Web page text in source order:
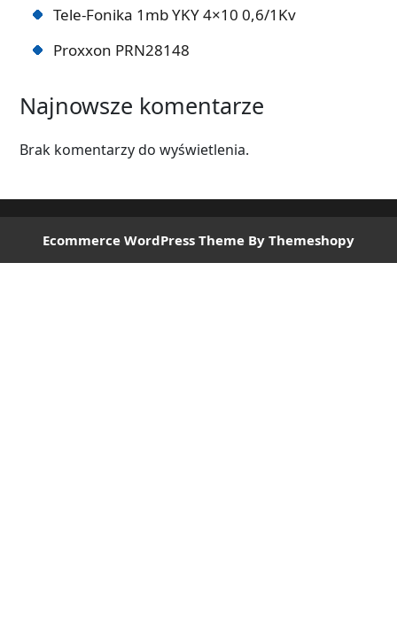
Tele-Fonika 1mb YKY 4×10 0,6/1Kv
Proxxon PRN28148
Najnowsze komentarze
Brak komentarzy do wyświetlenia.
Ecommerce WordPress Theme By Themeshopy